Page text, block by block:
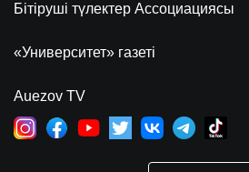
Бітіруші түлектер Ассоциациясы
«Университет» газеті
Auezov TV